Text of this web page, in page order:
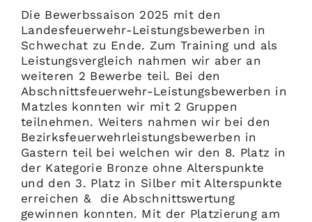
Die Bewerbssaison 2025 mit den
Landesfeuerwehr-Leistungsbewerben in
Schwechat zu Ende. Zum Training und als
Leistungsvergleich nahmen wir aber an
weiteren 2 Bewerbe teil. Bei den
Abschnittsfeuerwehr-Leistungsbewerben in
Matzles konnten wir mit 2 Gruppen
teilnehmen. Weiters nahmen wir bei den
Bezirksfeuerwehrleistungsbewerben in
Gastern teil bei welchen wir den 8. Platz in
der Kategorie Bronze ohne Alterspunkte
und den 3. Platz in Silber mit Alterspunkte
erreichen & die Abschnittswertung
gewinnen konnten. Mit der Platzierung am